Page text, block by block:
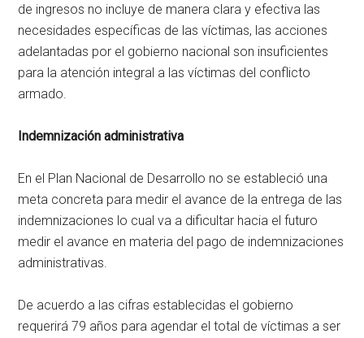
de ingresos no incluye de manera clara y efectiva las
necesidades específicas de las víctimas, las acciones
adelantadas por el gobierno nacional son insuficientes
para la atención integral a las víctimas del conflicto
armado.
Indemnización administrativa
En el Plan Nacional de Desarrollo no se estableció una
meta concreta para medir el avance de la entrega de las
indemnizaciones lo cual va a dificultar hacia el futuro
medir el avance en materia del pago de indemnizaciones
administrativas.
De acuerdo a las cifras establecidas el gobierno
requerirá 79 años para agendar el total de víctimas a ser